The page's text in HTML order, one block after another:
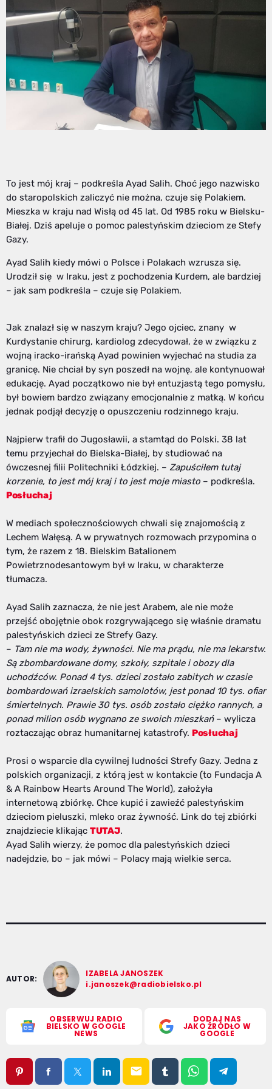
To jest mój kraj – podkreśla Ayad Salih. Choć jego nazwisko
do staropolskich zaliczyć nie można, czuje się Polakiem.
Mieszka w kraju nad Wisłą od 45 lat. Od 1985 roku w Bielsku-
Białej. Dziś apeluje o pomoc palestyńskim dzieciom ze Stefy
Gazy.
Ayad Salih kiedy mówi o Polsce i Polakach wzrusza się.
Urodził się w Iraku, jest z pochodzenia Kurdem, ale bardziej
– jak sam podkreśla – czuje się Polakiem.
Jak znalazł się w naszym kraju? Jego ojciec, znany w
Kurdystanie chirurg, kardiolog zdecydował, że w związku z
wojną iracko-irańską Ayad powinien wyjechać na studia za
granicę. Nie chciał by syn poszedł na wojnę, ale kontynuował
edukację. Ayad początkowo nie był entuzjastą tego pomysłu,
był bowiem bardzo związany emocjonalnie z matką. W końcu
jednak podjął decyzję o opuszczeniu rodzinnego kraju.
Najpierw trafił do Jugosławii, a stamtąd do Polski. 38 lat
temu przyjechał do Bielska-Białej, by studiować na
ówczesnej filii Politechniki Łódzkiej. – Zapuściłem tutaj
korzenie, to jest mój kraj i to jest moje miasto – podkreśla.
Posłuchaj
W mediach społecznościowych chwali się znajomością z
Lechem Wałęsą. A w prywatnych rozmowach przypomina o
tym, że razem z 18. Bielskim Batalionem
Powietrznodesantowym był w Iraku, w charakterze
tłumacza.
Ayad Salih zaznacza, że nie jest Arabem, ale nie może
przejść obojętnie obok rozgrywającego się właśnie dramatu
palestyńskich dzieci ze Strefy Gazy.
– Tam nie ma wody, żywności. Nie ma prądu, nie ma lekarstw.
Są zbombardowane domy, szkoły, szpitale i obozy dla
uchodźców. Ponad 4 tys. dzieci zostało zabitych w czasie
bombardowań izraelskich samolotów, jest ponad 10 tys. ofiar
śmiertelnych. Prawie 30 tys. osób zostało ciężko rannych, a
ponad milion osób wygnano ze swoich mieszkań– wylicza
roztaczając obraz humanitarnej katastrofy. Posłuchaj
Prosi o wsparcie dla cywilnej ludności Strefy Gazy. Jedna z
polskich organizacji, z którą jest w kontakcie (to Fundacja A
& A Rainbow Hearts Around The World), założyła
internetową zbiórkę. Chce kupić i zawieźć palestyńskim
dzieciom pieluszki, mleko oraz żywność. Link do tej zbiórki
znajdziecie klikając TUTAJ.
Ayad Salih wierzy, że pomoc dla palestyńskich dzieci
nadejdzie, bo – jak mówi – Polacy mają wielkie serca.
AUTOR:
IZABELA JANOSZEK
i.janoszek@radiobielsko.pl
OBSERWUJ RADIO
BIELSKO W GOOGLE
NEWS
DODAJ NAS
JAKO ŹRÓDŁO W
GOOGLE
email